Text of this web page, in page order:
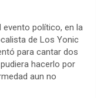
político, en la
de Los Yonic
para cantar dos
hacerlo por
aun no